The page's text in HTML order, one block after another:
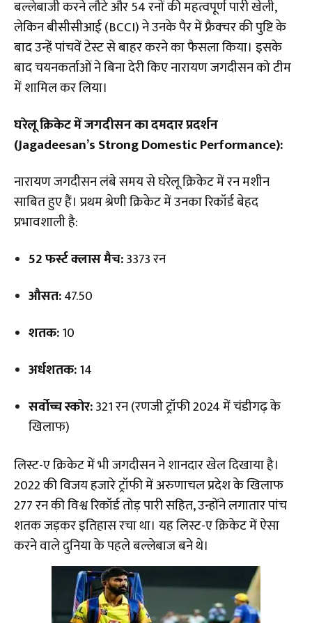
बल्लेबाजी करने लौटे और 54 रनों की महत्वपूर्ण पारी खेली,
लेकिन बीसीसीआई (BCCI) ने उनके पैर में फ्रैक्चर की पुष्टि के
बाद उन्हें पांचवें टेस्ट से बाहर करने का फैसला किया। इसके
बाद चयनकर्ताओं ने बिना देरी किए नारायण जगदीसन को टीम
में शामिल कर लिया।
घरेलू क्रिकेट में जगदीसन का दमदार प्रदर्शन
(Jagadeesan’s Strong Domestic Performance):
नारायण जगदीसन लंबे समय से घरेलू क्रिकेट में रन मशीन
साबित हुए हैं। प्रथम श्रेणी क्रिकेट में उनका रिकॉर्ड बेहद
प्रभावशाली है:
52 फर्स्ट क्लास मैच:3373 रन
औसत:47.50
शतक:10
अर्धशतक:14
सर्वोच्च स्कोर:321 रन (रणजी ट्रॉफी 2024 में चंडीगढ़ के
खिलाफ)
लिस्ट-ए क्रिकेट में भी जगदीसन ने शानदार खेल दिखाया है।
2022 की विजय हजारे ट्रॉफी में अरुणाचल प्रदेश के खिलाफ
277 रन की विश्व रिकॉर्ड तोड़ पारी सहित, उन्होंने लगातार पांच
शतक जड़कर इतिहास रचा था। यह लिस्ट-ए क्रिकेट में ऐसा
करने वाले दुनिया के पहले बल्लेबाज बने थे।